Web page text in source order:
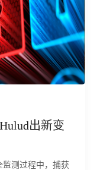
出新变
监测过程中，捕获